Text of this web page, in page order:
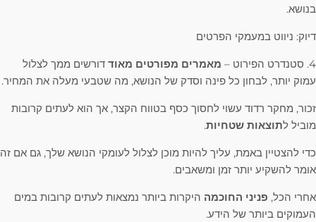
בנושא.
דיוק: ניווט במעמקי הפרטים
4. סטנדרט הפירוט – מאמרים מפורטים מאוד דורשים ממך לצלול
עמוק יותר, לבחון כל פינה וסדק של הנושא, מה שטבעי מעלה את המחיר.
זכור, מחקר רדוד עשוי לחסוך כסף בטווח הקצר, אך הוא לעתים קרובות
מוביל לתוצאות שטחיות.
כדי להצטיין באמת, עליך להיות מוכן לצלול לעומקי הנושא שלך, גם אם זה
אומר להשקיע יותר זמן ומשאבים.
אחרי הכל, פניני החוכמה היקרות ביותר נמצאות לעתים קרובות במים
העמוקים ביותר של הידע.